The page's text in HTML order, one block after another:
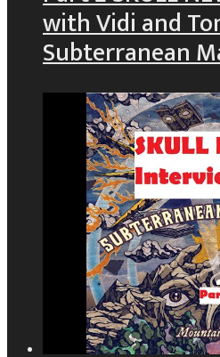
with Vidi and
Subterranean